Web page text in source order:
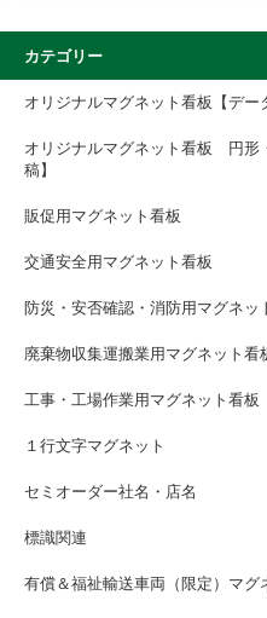
カテゴリー
オリジナルマグネット看板【デー
オリジナルマグネット看板 円形
稿】
販促用マグネット看板
交通安全用マグネット看板
防災・安否確認・消防用マグネッ
廃棄物収集運搬業用マグネット看
工事・工場作業用マグネット看板
１行文字マグネット
セミオーダー社名・店名
標識関連
有償＆福祉輸送車両（限定）マグ